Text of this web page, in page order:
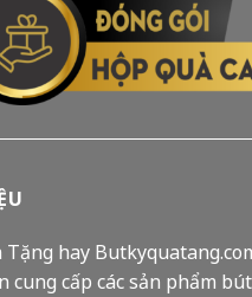
Tặng hay
cung cấp các sản phẩm